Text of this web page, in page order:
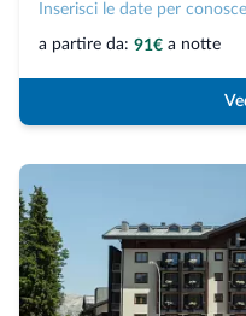
Inserisci le date per
a partire da: 91€ a notte